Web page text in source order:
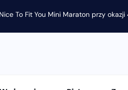
To Fit You Mini Maraton przy